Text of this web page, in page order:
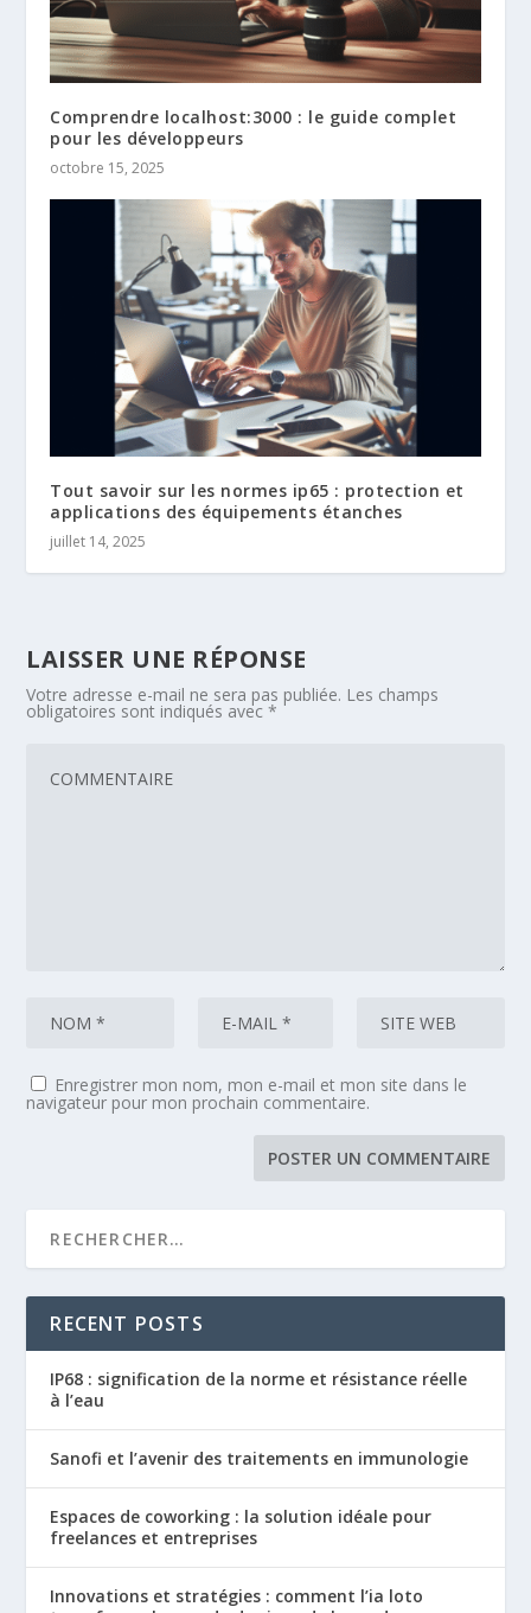
Comprendre localhost:3000 : le guide complet
pour les développeurs
octobre 15, 2025
Tout savoir sur les normes ip65 : protection et
applications des équipements étanches
juillet 14, 2025
LAISSER UNE RÉPONSE
Votre adresse e-mail ne sera pas publiée. Les champs
obligatoires sont indiqués avec*
Enregistrer mon nom, mon e-mail et mon site dans le
navigateur pour mon prochain commentaire.
RECENT POSTS
IP68 : signification de la norme et résistance réelle
à l’eau
Sanofi et l’avenir des traitements en immunologie
Espaces de coworking : la solution idéale pour
freelances et entreprises
Innovations et stratégies : comment l’ia loto